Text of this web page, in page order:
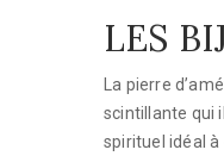
LES
La pierre
scintillante qui
spirituel idéal